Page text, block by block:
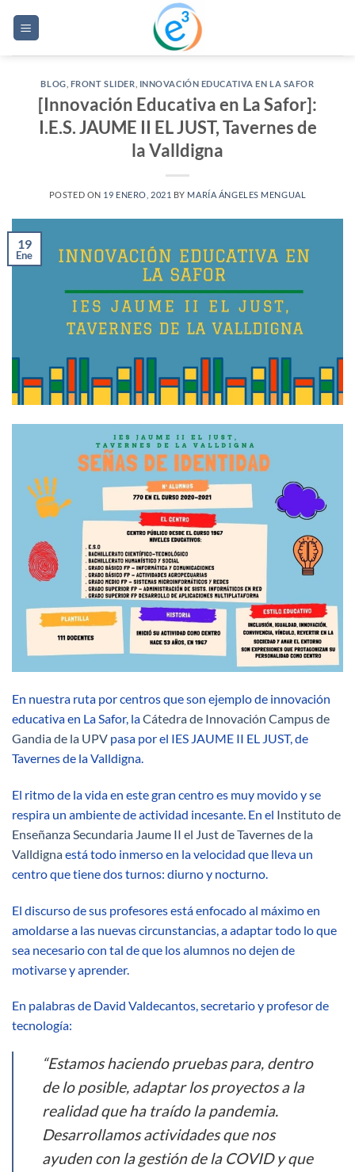
BLOG FRONT SLIDER INNOVACIÓN EDUCATIVA EN LA SAFOR
[Innovación Educativa en La Safor]:
I.E.S. JAUME II EL JUST, Tavernes de
la Valldigna
POSTED ON 19 ENERO, 2021 BY MARÍA ÁNGELES MENGUAL
19
Ene
En nuestra ruta por centros que son ejemplo de innovación
educativa en La Safor, laCátedra de Innovación Campus de
Gandia de la UPV pasa por el IES JAUME II EL JUST, de
Tavernes de la Valldigna.
El ritmo de la vida en este gran centro es muy movido y se
respira un ambiente de actividad incesante. En el Instituto de
Enseñanza Secundaria Jaume II el Just de Tavernes de la
Valldignaestá todo inmerso en la velocidad que lleva un
centro que tiene dos turnos: diurno y nocturno.
El discurso de sus profesores está enfocado al máximo en
amoldarse a las nuevas circunstancias, a adaptar todo lo que
sea necesario con tal de que los alumnos no dejen de
motivarse y aprender.
En palabras de David Valdecantos, secretario y profesor de
tecnología:
“Estamos haciendo pruebas para, dentro
de lo posible, adaptar los proyectos a la
realidad que ha traído la pandemia.
Desarrollamos actividades que nos
ayuden con la gestión de la COVID y que